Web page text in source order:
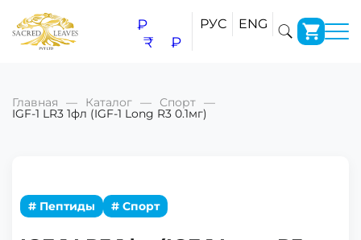
₽
₹
₽
РУС ENG
Главная Каталог Спорт
IGF-1 LR3 1фл (IGF-1 Long R3 0.1мг)
# Пептиды # Спорт